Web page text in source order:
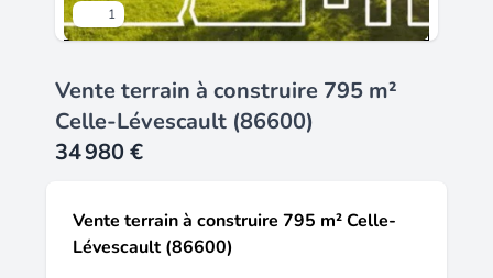
1
Vente terrain à construire 795 m²
Celle-Lévescault (86600)
34 980 €
Vente terrain à construire 795 m² Celle-
Lévescault (86600)